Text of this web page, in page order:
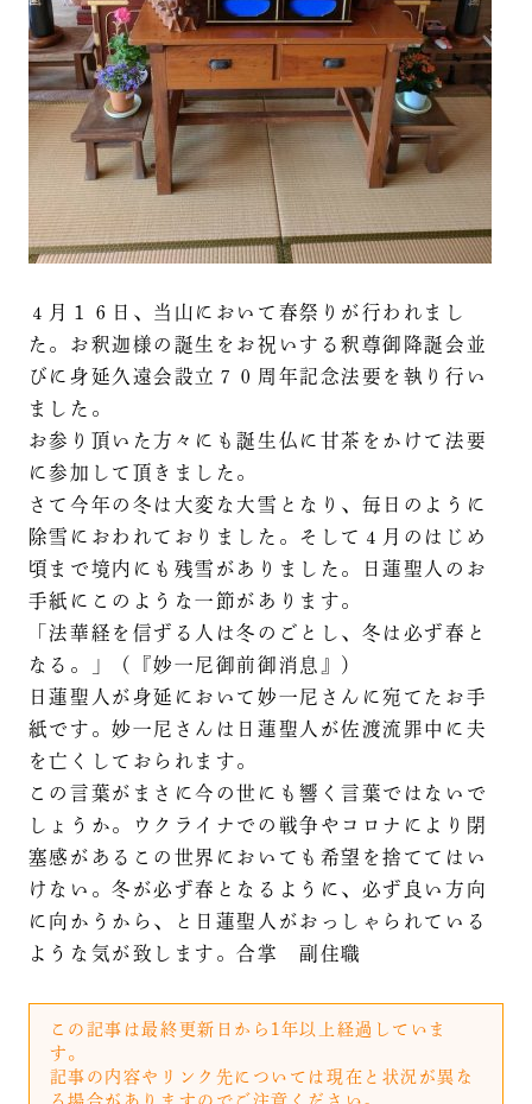
４月１６日、当山において春祭りが行われまし
た。お釈迦様の誕生をお祝いする釈尊御降誕会並
びに身延久遠会設立７０周年記念法要を執り行い
ました。
お参り頂いた方々にも誕生仏に甘茶をかけて法要
に参加して頂きました。
さて今年の冬は大変な大雪となり、毎日のように
除雪におわれておりました。そして４月のはじめ
頃まで境内にも残雪がありました。日蓮聖人のお
手紙にこのような一節があります。
「法華経を信ずる人は冬のごとし、冬は必ず春と
なる。」（『妙一尼御前御消息』）
日蓮聖人が身延において妙一尼さんに宛てたお手
紙です。妙一尼さんは日蓮聖人が佐渡流罪中に夫
を亡くしておられます。
この言葉がまさに今の世にも響く言葉ではないで
しょうか。ウクライナでの戦争やコロナにより閉
塞感があるこの世界においても希望を捨ててはい
けない。冬が必ず春となるように、必ず良い方向
に向かうから、と日蓮聖人がおっしゃられている
ような気が致します。合掌 副住職
この記事は最終更新日から1年以上経過していま
す。
記事の内容やリンク先については現在と状況が異な
る場合がありますのでご注意ください。